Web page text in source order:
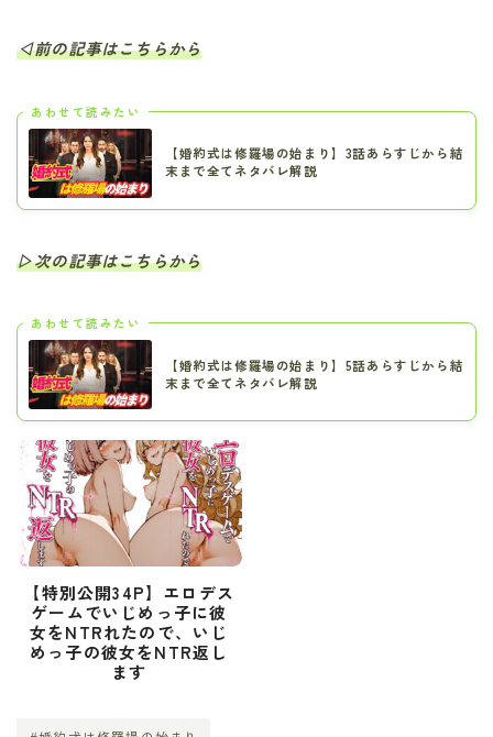
◁前の記事はこちらから
あわせて読みたい
【婚約式は修羅場の始まり】3話あらすじから結
末まで全てネタバレ解説
▷次の記事はこちらから
あわせて読みたい
【婚約式は修羅場の始まり】5話あらすじから結
末まで全てネタバレ解説
【特別公開34P】エロデス
ゲームでいじめっ子に彼
女をNTRれたので、いじ
めっ子の彼女をNTR返し
ます